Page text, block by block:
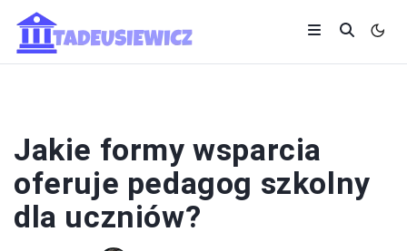
Jakie formy wsparcia
oferuje pedagog szkolny
dla uczniów?